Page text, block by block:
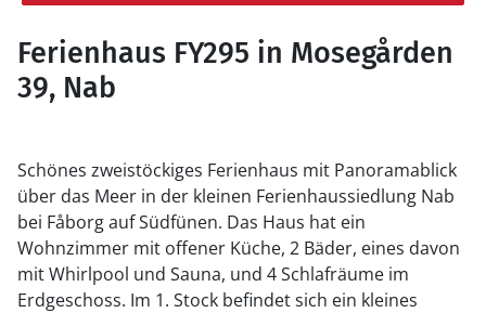
Ferienhaus FY295 in Mosegården
39, Nab
Schönes zweistöckiges Ferienhaus mit Panoramablick
über das Meer in der kleinen Ferienhaussiedlung Nab
bei Fåborg auf Südfünen. Das Haus hat ein
Wohnzimmer mit offener Küche, 2 Bäder, eines davon
mit Whirlpool und Sauna, und 4 Schlafräume im
Erdgeschoss. Im 1. Stock befindet sich ein kleines